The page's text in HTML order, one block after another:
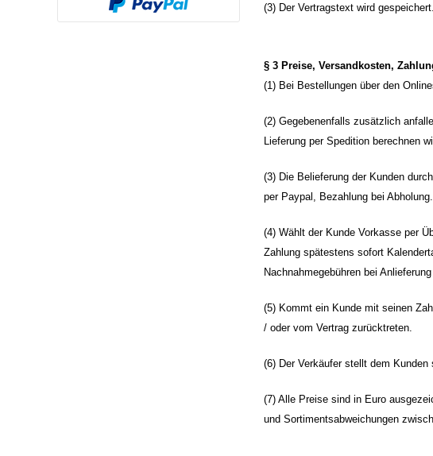
(3) Der Vertragstext wird
§ 3 Preise, Versandkosten,
(1) Bei Bestellungen über den
(2) Gegebenenfalls zusätzlich
Lieferung per Spedition berechnen
(3) Die Belieferung der Kunden
per Paypal, Bezahlung bei Abholung.
(4) Wählt der Kunde Vorkasse per
Zahlung spätestens sofort
Nachnahmegebühren bei
(5) Kommt ein Kunde mit seinen
/ oder vom Vertrag zurücktreten.
(6) Der Verkäufer stellt dem
(7) Alle Preise sind in Euro
und Sortimentsabweichungen